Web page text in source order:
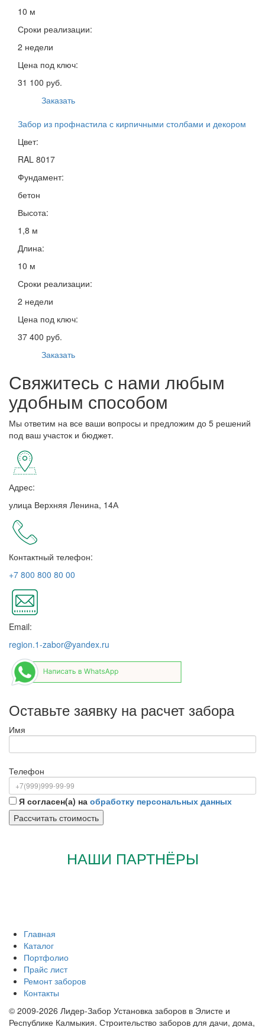
10 м
Сроки реализации:
2 недели
Цена под ключ:
31 100 руб.
Заказать
Забор из профнастила с кирпичными столбами и декором
Цвет:
RAL 8017
Фундамент:
бетон
Высота:
1,8 м
Длина:
10 м
Сроки реализации:
2 недели
Цена под ключ:
37 400 руб.
Заказать
Свяжитесь с нами любым
удобным способом
Мы ответим на все ваши вопросы и предложим до 5 решений
под ваш участок и бюджет.
Адрес:
улица Верхняя Ленина, 14А
Контактный телефон:
+7 800 800 80 00
Email:
region.1-zabor@yandex.ru
Оставьте заявку на расчет забора
Имя
Телефон
Я согласен(а) на обработку персональных данных
НАШИ ПАРТНЁРЫ
Главная
Каталог
Портфолио
Прайс лист
Ремонт заборов
Контакты
© 2009-2026 Лидер-Забор Установка заборов в Элисте и
Республике Калмыкия. Строительство заборов для дачи, дома,